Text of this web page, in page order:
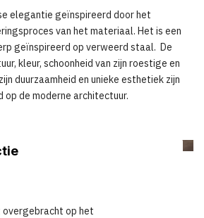
elegantie geïnspireerd door het
van het materiaal. Het is een
geïnspireerd op verweerd staal. De
kleur, schoonheid van zijn roestige en
duurzaamheid en unieke esthetiek zijn
de moderne architectuur.
op het